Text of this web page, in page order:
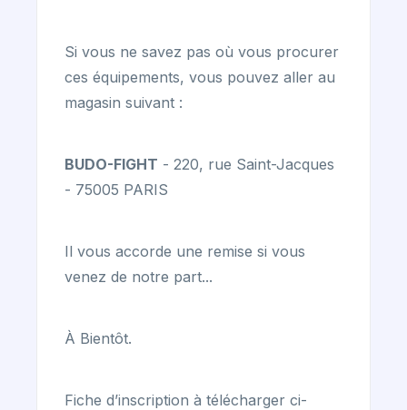
Si vous ne savez pas où vous procurer
ces équipements, vous pouvez aller au
magasin suivant :
BUDO-FIGHT - 220, rue Saint-Jacques
- 75005 PARIS
Il vous accorde une remise si vous
venez de notre part...
À Bientôt.
Fiche d’inscription à télécharger ci-